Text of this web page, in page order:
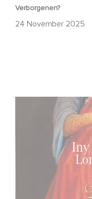
Verborgenen?
24 November 2025
FFF Bayern und
WANDERHURE